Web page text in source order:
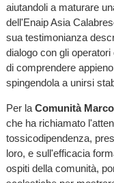
aiutandoli a maturare
dell'Enaip Asia
sua testimonianza
dialogo con gli
di comprendere
spingendola a unirsi
Per la Comunità
che ha richiamato
tossicodipendenza,
loro, e sull'efficacia
ospiti della comunità,